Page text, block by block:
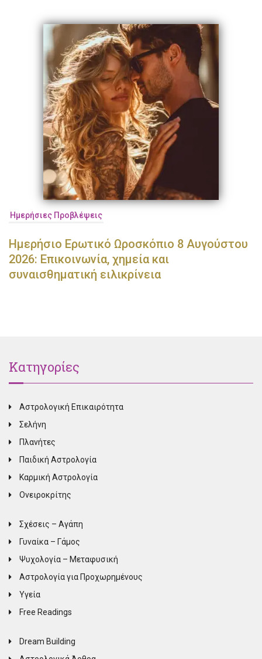
Ημερήσιες Προβλέψεις
Ημερήσιο Ερωτικό Ωροσκόπιο 8 Αυγούστου
2026: Επικοινωνία, χημεία και
συναισθηματική ειλικρίνεια
Κατηγορίες
Αστρολογική Επικαιρότητα
Σελήνη
Πλανήτες
Παιδική Αστρολογία
Καρμική Αστρολογία
Ονειροκρίτης
Σχέσεις – Αγάπη
Γυναίκα – Γάμος
Ψυχολογία – Μεταφυσική
Αστρολογία για Προχωρημένους
Υγεία
Free Readings
Dream Building